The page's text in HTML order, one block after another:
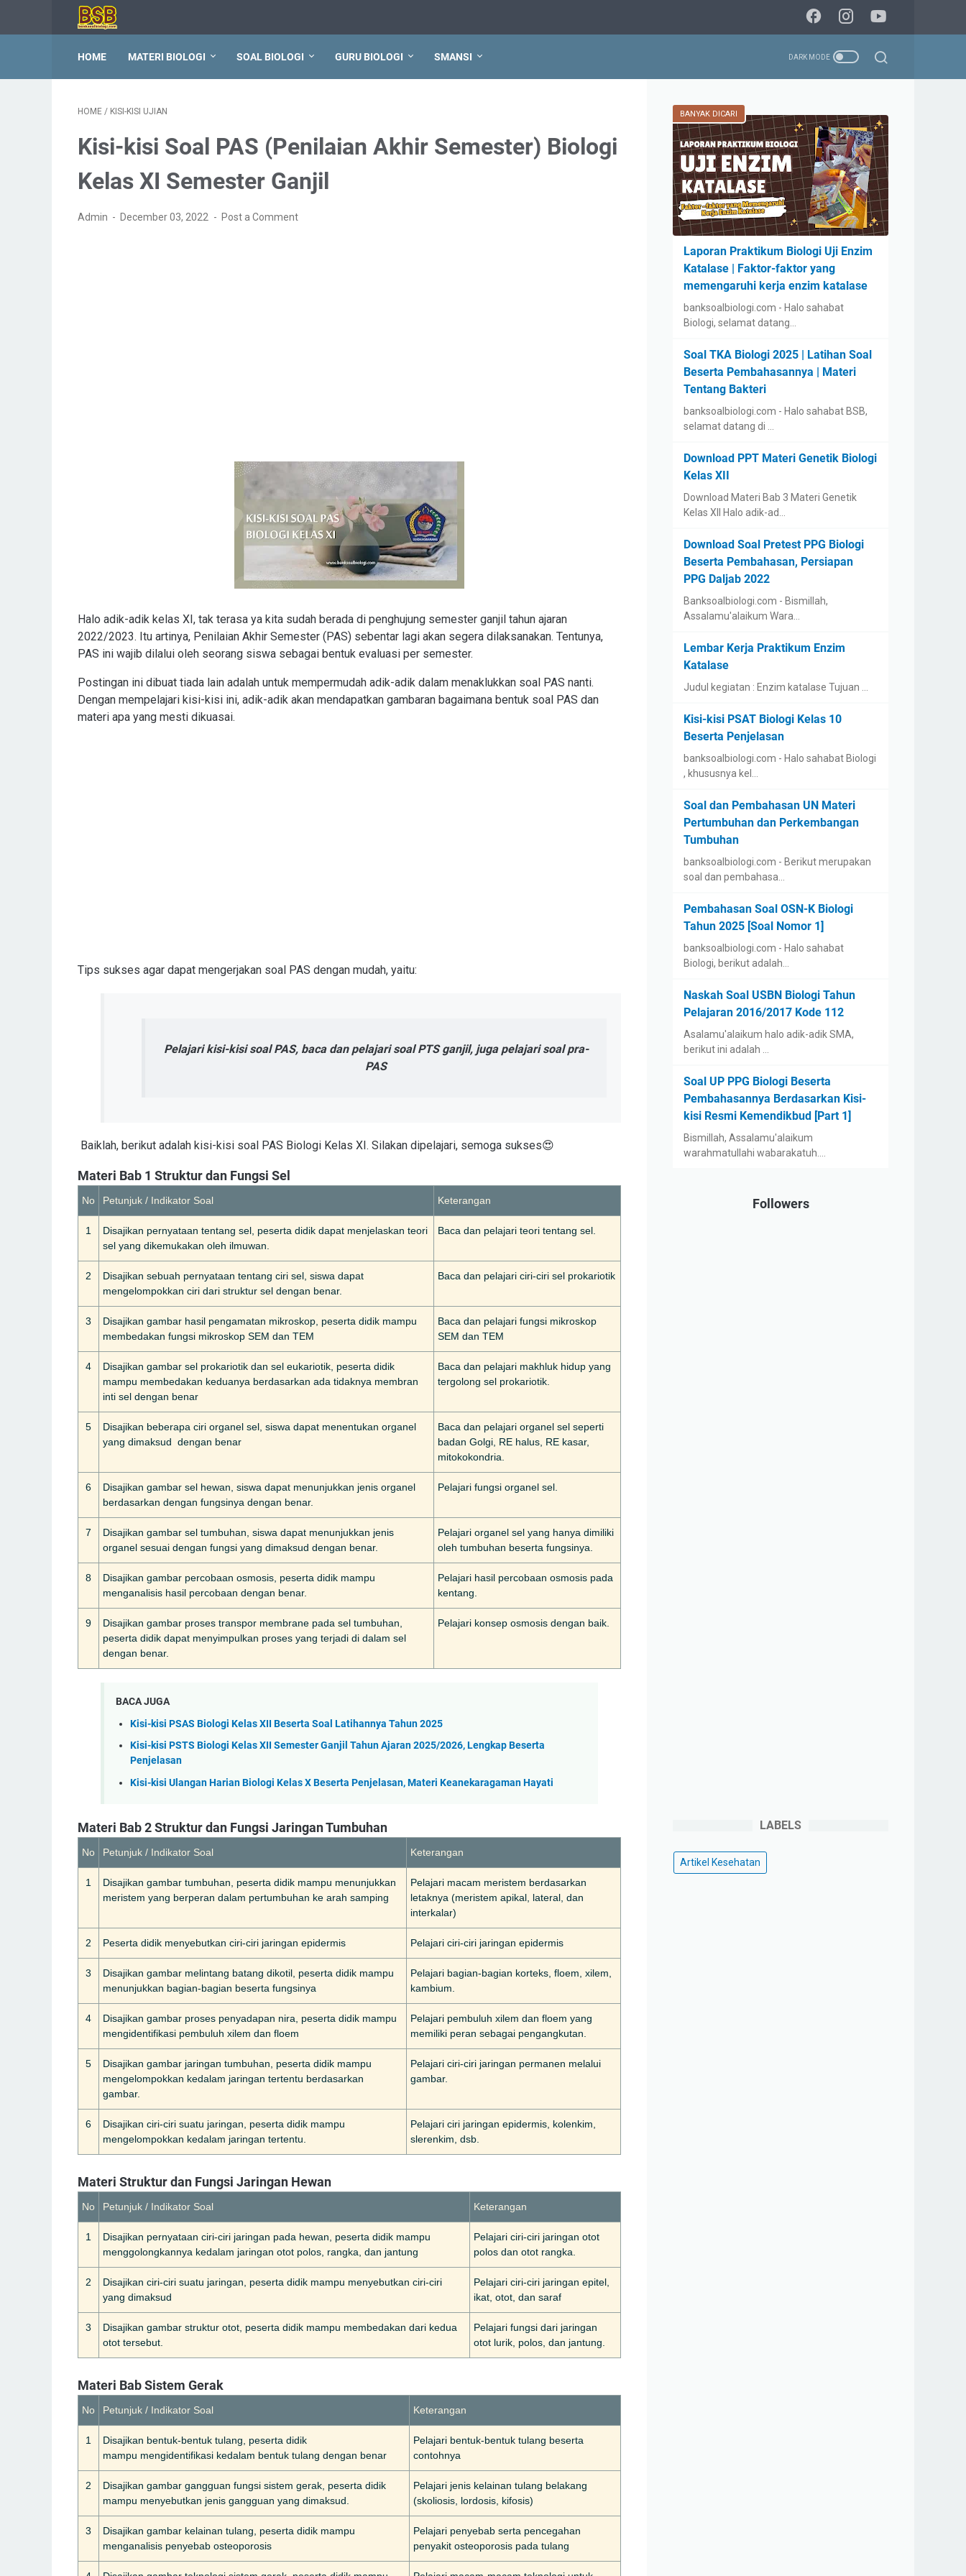
HOME MATERI BIOLOGI SOAL BIOLOGI GURU BIOLOGI SMANSI
HOME / KISI-KISI UJIAN
Kisi-kisi Soal PAS (Penilaian Akhir Semester) Biologi
Kelas XI Semester Ganjil
Admin December 03, 2022 Post a Comment
Halo adik-adik kelas XI, tak terasa ya kita sudah berada di penghujung semester ganjil tahun ajaran
2022/2023. Itu artinya, Penilaian Akhir Semester (PAS) sebentar lagi akan segera dilaksanakan. Tentunya,
PAS ini wajib dilalui oleh seorang siswa sebagai bentuk evaluasi per semester.
Postingan ini dibuat tiada lain adalah untuk mempermudah adik-adik dalam menaklukkan soal PAS nanti.
Dengan mempelajari kisi-kisi ini, adik-adik akan mendapatkan gambaran bagaimana bentuk soal PAS dan
materi apa yang mesti dikuasai.
Tips sukses agar dapat mengerjakan soal PAS dengan mudah, yaitu:
Pelajari kisi-kisi soal PAS, baca dan pelajari soal PTS ganjil, juga pelajari soal pra-
PAS
Baiklah, berikut adalah kisi-kisi soal PAS Biologi Kelas XI. Silakan dipelajari, semoga sukses😍
Materi Bab 1 Struktur dan Fungsi Sel
No Petunjuk / Indikator Soal Keterangan
1
Disajikan pernyataan tentang sel, peserta didik dapat menjelaskan teori
sel yang dikemukakan oleh ilmuwan.
Baca dan pelajari teori tentang sel.
2
Disajikan sebuah pernyataan tentang ciri sel, siswa dapat
mengelompokkan ciri dari struktur sel dengan benar.
Baca dan pelajari ciri-ciri sel prokariotik
3
Disajikan gambar hasil pengamatan mikroskop, peserta didik mampu
membedakan fungsi mikroskop SEM dan TEM
Baca dan pelajari fungsi mikroskop
SEM dan TEM
4
Disajikan gambar sel prokariotik dan sel eukariotik, peserta didik
mampu membedakan keduanya berdasarkan ada tidaknya membran
inti sel dengan benar
Baca dan pelajari makhluk hidup yang
tergolong sel prokariotik.
5
Disajikan beberapa ciri organel sel, siswa dapat menentukan organel
yang dimaksud dengan benar
Baca dan pelajari organel sel seperti
badan Golgi, RE halus, RE kasar,
mitokokondria.
6
Disajikan gambar sel hewan, siswa dapat menunjukkan jenis organel
berdasarkan dengan fungsinya dengan benar.
Pelajari fungsi organel sel.
7
Disajikan gambar sel tumbuhan, siswa dapat menunjukkan jenis
organel sesuai dengan fungsi yang dimaksud dengan benar.
Pelajari organel sel yang hanya dimiliki
oleh tumbuhan beserta fungsinya.
8
Disajikan gambar percobaan osmosis, peserta didik mampu
menganalisis hasil percobaan dengan benar.
Pelajari hasil percobaan osmosis pada
kentang.
9
Disajikan gambar proses transpor membrane pada sel tumbuhan,
peserta didik dapat menyimpulkan proses yang terjadi di dalam sel
dengan benar.
Pelajari konsep osmosis dengan baik.
BACA JUGA
Kisi-kisi PSAS Biologi Kelas XII Beserta Soal Latihannya Tahun 2025
Kisi-kisi PSTS Biologi Kelas XII Semester Ganjil Tahun Ajaran 2025/2026, Lengkap Beserta
Penjelasan
Kisi-kisi Ulangan Harian Biologi Kelas X Beserta Penjelasan, Materi Keanekaragaman Hayati
Materi Bab 2 Struktur dan Fungsi Jaringan Tumbuhan
No Petunjuk / Indikator Soal Keterangan
1
Disajikan gambar tumbuhan, peserta didik mampu menunjukkan
meristem yang berperan dalam pertumbuhan ke arah samping
Pelajari macam meristem berdasarkan
letaknya (meristem apikal, lateral, dan
interkalar)
2 Peserta didik menyebutkan ciri-ciri jaringan epidermis Pelajari ciri-ciri jaringan epidermis
3
Disajikan gambar melintang batang dikotil, peserta didik mampu
menunjukkan bagian-bagian beserta fungsinya
Pelajari bagian-bagian korteks, floem, xilem,
kambium.
4
Disajikan gambar proses penyadapan nira, peserta didik mampu
mengidentifikasi pembuluh xilem dan floem
Pelajari pembuluh xilem dan floem yang
memiliki peran sebagai pengangkutan.
5
Disajikan gambar jaringan tumbuhan, peserta didik mampu
mengelompokkan kedalam jaringan tertentu berdasarkan
gambar.
Pelajari ciri-ciri jaringan permanen melalui
gambar.
6
Disajikan ciri-ciri suatu jaringan, peserta didik mampu
mengelompokkan kedalam jaringan tertentu.
Pelajari ciri jaringan epidermis, kolenkim,
slerenkim, dsb.
Materi Struktur dan Fungsi Jaringan Hewan
No Petunjuk / Indikator Soal Keterangan
1
Disajikan pernyataan ciri-ciri jaringan pada hewan, peserta didik mampu
menggolongkannya kedalam jaringan otot polos, rangka, dan jantung
Pelajari ciri-ciri jaringan otot
polos dan otot rangka.
2
Disajikan ciri-ciri suatu jaringan, peserta didik mampu menyebutkan ciri-ciri
yang dimaksud
Pelajari ciri-ciri jaringan epitel,
ikat, otot, dan saraf
3
Disajikan gambar struktur otot, peserta didik mampu membedakan dari kedua
otot tersebut.
Pelajari fungsi dari jaringan
otot lurik, polos, dan jantung.
Materi Bab Sistem Gerak
No Petunjuk / Indikator Soal Keterangan
1
Disajikan bentuk-bentuk tulang, peserta didik
mampu mengidentifikasi kedalam bentuk tulang dengan benar
Pelajari bentuk-bentuk tulang beserta
contohnya
2
Disajikan gambar gangguan fungsi sistem gerak, peserta didik
mampu menyebutkan jenis gangguan yang dimaksud.
Pelajari jenis kelainan tulang belakang
(skoliosis, lordosis, kifosis)
3
Disajikan gambar kelainan tulang, peserta didik mampu
menganalisis penyebab osteoporosis
Pelajari penyebab serta pencegahan
penyakit osteoporosis pada tulang
BANYAK DICARI
Laporan Praktikum Biologi Uji Enzim
Katalase | Faktor-faktor yang
memengaruhi kerja enzim katalase
banksoalbiologi.com - Halo sahabat
Biologi, selamat datang…
Soal TKA Biologi 2025 | Latihan Soal
Beserta Pembahasannya | Materi
Tentang Bakteri
banksoalbiologi.com - Halo sahabat BSB,
selamat datang di …
Download PPT Materi Genetik Biologi
Kelas XII
Download Materi Bab 3 Materi Genetik
Kelas XII Halo adik-ad…
Download Soal Pretest PPG Biologi
Beserta Pembahasan, Persiapan
PPG Daljab 2022
Banksoalbiologi.com - Bismillah,
Assalamu'alaikum Wara…
Lembar Kerja Praktikum Enzim
Katalase
Judul kegiatan : Enzim katalase Tujuan …
Kisi-kisi PSAT Biologi Kelas 10
Beserta Penjelasan
banksoalbiologi.com - Halo sahabat Biologi
, khususnya kel…
Soal dan Pembahasan UN Materi
Pertumbuhan dan Perkembangan
Tumbuhan
banksoalbiologi.com - Berikut merupakan
soal dan pembahasa…
Pembahasan Soal OSN-K Biologi
Tahun 2025 [Soal Nomor 1]
banksoalbiologi.com - Halo sahabat
Biologi, berikut adalah…
Naskah Soal USBN Biologi Tahun
Pelajaran 2016/2017 Kode 112
Asalamu'alaikum halo adik-adik SMA,
berikut ini adalah …
Soal UP PPG Biologi Beserta
Pembahasannya Berdasarkan Kisi-
kisi Resmi Kemendikbud [Part 1]
Bismillah, Assalamu'alaikum
warahmatullahi wabarakatuh.…
Followers
LABELS
Artikel Kesehatan